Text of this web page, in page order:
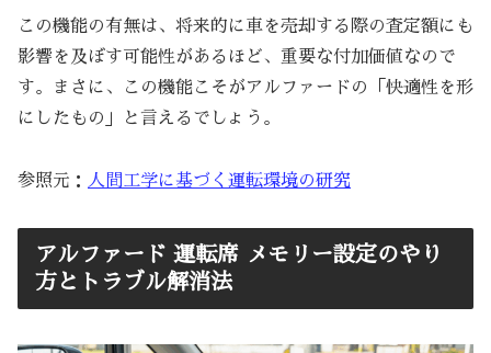
この機能の有無は、将来的に車を売却する際の査定額にも
影響を及ぼす可能性があるほど、重要な付加価値なので
す。まさに、この機能こそがアルファードの「快適性を形
にしたもの」と言えるでしょう。
参照元： 人間工学に基づく運転環境の研究
アルファード 運転席 メモリー設定のやり
方とトラブル解消法